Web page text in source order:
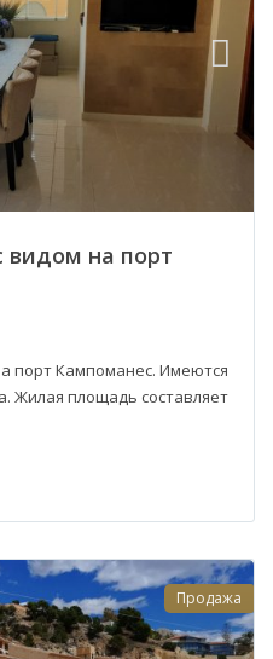
видом на порт
порт Кампоманес. Имеются
Жилая площадь составляет
Продажа